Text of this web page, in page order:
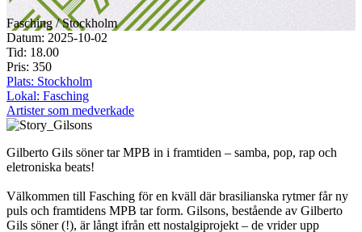
Fasching / Stockholm
Datum: 2025-10-02
Tid: 18.00
Pris: 350
Plats: Stockholm
Lokal: Fasching
Artister som medverkade
Gilberto Gils söner tar MPB in i framtiden – samba, pop, rap och
eletroniska beats!
Välkommen till Fasching för en kväll där brasilianska rytmer får ny
puls och framtidens MPB tar form. Gilsons, bestående av Gilberto
Gils söner (!), är långt ifrån ett nostalgiprojekt – de vrider upp